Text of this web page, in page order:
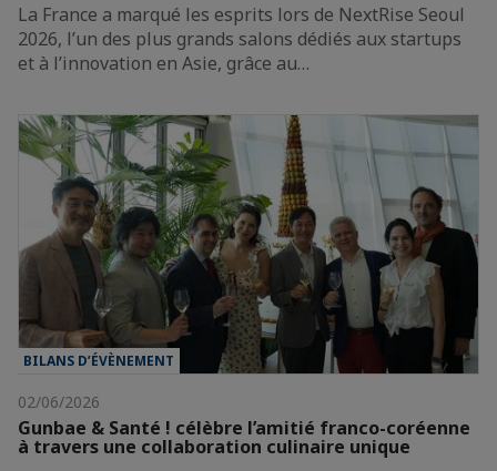
La France a marqué les esprits lors de NextRise Seoul
2026, l’un des plus grands salons dédiés aux startups
et à l’innovation en Asie, grâce au…
BILANS D’ÉVÈNEMENT
02/06/2026
Gunbae & Santé ! célèbre l’amitié franco-coréenne
à travers une collaboration culinaire unique